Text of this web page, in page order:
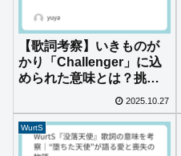
【歌詞考察】いきものが
かり「Challenger」に込
められた意味とは？挑戦
するあなたへ贈る応援歌
の真意
2025.10.27
WurtS